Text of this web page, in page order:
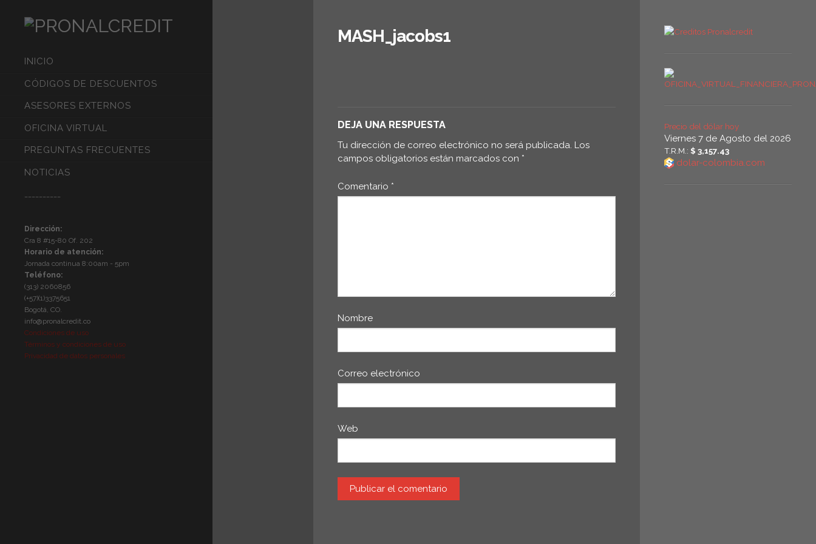
INICIO
CÓDIGOS DE DESCUENTOS
ASESORES EXTERNOS
OFICINA VIRTUAL
PREGUNTAS FRECUENTES
NOTICIAS
Dirección:
Cra 8 #15-80 Of. 202
Horario de atención:
Jornada continua 8:00am - 5pm
Teléfono:
(313) 2060856
(+57)(1)3375651
Bogotá, CO.
info@pronalcredit.co
Condiciones de uso
Términos y condiciones de uso
Privacidad de datos personales
Precio del dólar hoy
Viernes 7 de Agosto del 2026
T.R.M.:$ 3,157.43
dolar-colombia.com
MASH_jacobs1
DEJA UNA RESPUESTA
Tu dirección de correo electrónico no será publicada. Los
campos obligatorios están marcados con *
Comentario *
Nombre
Correo electrónico
Web